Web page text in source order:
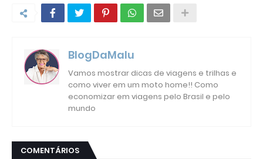
BlogDaMalu
Vamos mostrar dicas de viagens e trilhas e
como viver em um moto home!! Como
economizar em viagens pelo Brasil e pelo
mundo
COMENTÁRIOS